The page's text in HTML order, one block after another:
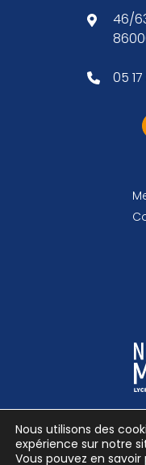
46/
05
Nous utilisons des
expérience sur notre
Vous pouvez en